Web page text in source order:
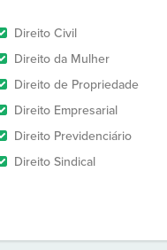
Direito Civil
Direito da Mulher
Direito de Propriedade
Direito Empresarial
Direito Previdenciário
Direito Sindical